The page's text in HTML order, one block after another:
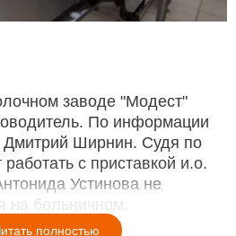
заводе "Модест"
По информации
Дмитрий Ширнин. Судя по
с приставкой и.о.
Устинова не
на больничном.
полностью